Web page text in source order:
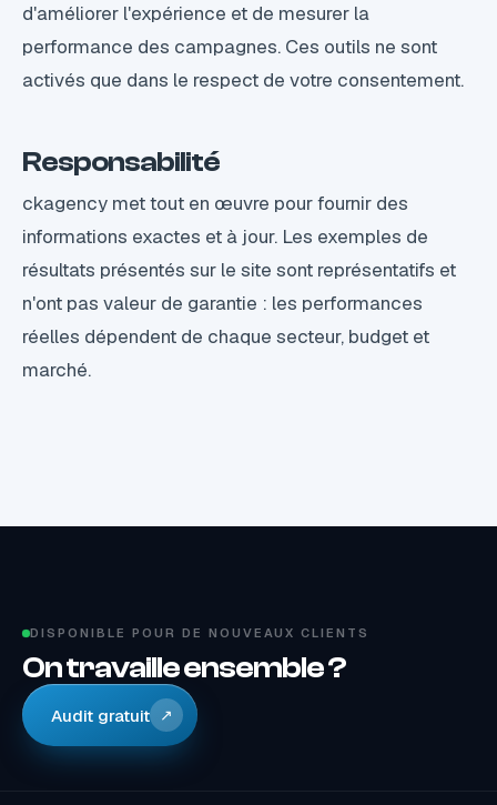
d'améliorer l'expérience et de mesurer la
performance des campagnes. Ces outils ne sont
activés que dans le respect de votre consentement.
Responsabilité
ckagency met tout en œuvre pour fournir des
informations exactes et à jour. Les exemples de
résultats présentés sur le site sont représentatifs et
n'ont pas valeur de garantie : les performances
réelles dépendent de chaque secteur, budget et
marché.
DISPONIBLE POUR DE NOUVEAUX CLIENTS
On travaille ensemble ?
Audit gratuit ↗